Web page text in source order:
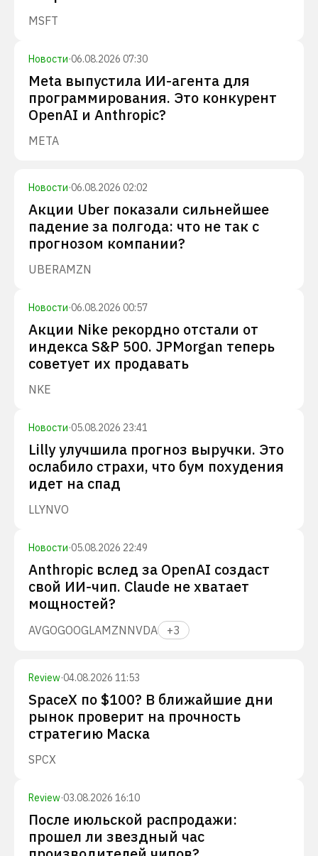
MSFT
Новости·06.08.2026 07:30
Meta выпустила ИИ-агента для
программирования. Это конкурент
OpenAI и Anthropic?
META
Новости·06.08.2026 02:02
Акции Uber показали сильнейшее
падение за полгода: что не так с
прогнозом компании?
UBERAMZN
Новости·06.08.2026 00:57
Акции Nike рекордно отстали от
индекса S&P 500. JPMorgan теперь
советует их продавать
NKE
Новости·05.08.2026 23:41
Lilly улучшила прогноз выручки. Это
ослабило страхи, что бум похудения
идет на спад
LLYNVO
Новости·05.08.2026 22:49
Anthropic вслед за OpenAI создаст
свой ИИ-чип. Claude не хватает
мощностей?
AVGOGOOGLAMZNNVDA +3
Review·04.08.2026 11:53
SpaceX по $100? В ближайшие дни
рынок проверит на прочность
стратегию Маска
SPCX
Review·03.08.2026 16:10
После июльской распродажи:
прошел ли звездный час